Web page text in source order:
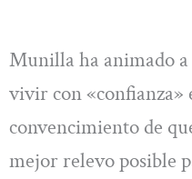
Munilla ha animado a
vivir con «confianza»
convencimiento de
mejor relevo posible